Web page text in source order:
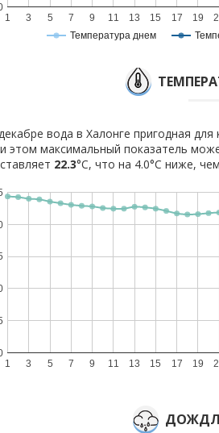
Температура днем
1 3 5 7 9 11 13 15 17 19
вода в Халонге пригодная
этом максимальный показатель
22.3°C, что на 4.0°C ниже,
1 3 5 7 9 11 13 15 17 19